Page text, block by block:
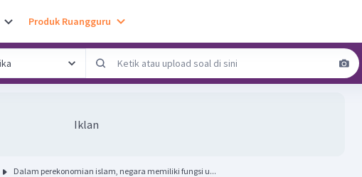
Produk Ruangguru
Iklan
Dalam perekonomian islam, negara memiliki fungsi u...